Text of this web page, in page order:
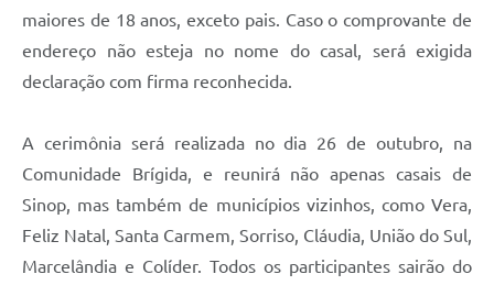
maiores de 18 anos, exceto pais. Caso o comprovante de
endereço não esteja no nome do casal, será exigida
declaração com firma reconhecida.
A cerimônia será realizada no dia 26 de outubro, na
Comunidade Brígida, e reunirá não apenas casais de
Sinop, mas também de municípios vizinhos, como Vera,
Feliz Natal, Santa Carmem, Sorriso, Cláudia, União do Sul,
Marcelândia e Colíder. Todos os participantes sairão do